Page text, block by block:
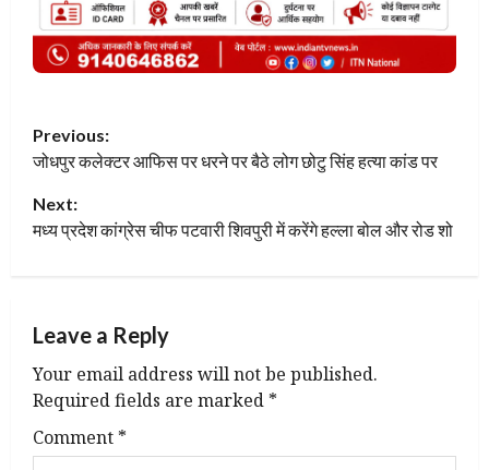
P
o
s
a
v
i
Previous:
जोधपुर कलेक्टर आफिस पर धरने पर बैठे लोग छोटु सिंह हत्या कांड पर
Next:
मध्य प्रदेश कांग्रेस चीफ पटवारी शिवपुरी में करेंगे हल्ला बोल और रोड शो
Leave a Reply
Your email address will not be published.
Required fields are marked *
Comment *